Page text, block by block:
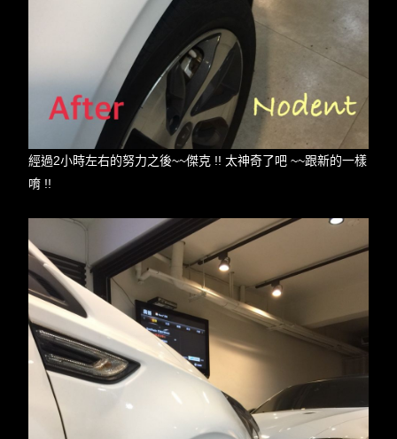
經過2小時左右的努力之後~~傑克 !! 太神奇了吧 ~~跟新的一樣
唷 !!